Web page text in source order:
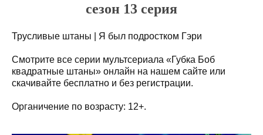
сезон 13 серия
Трусливые штаны | Я был подростком Гэри
Смотрите все серии мультсериала «Губка Боб
квадратные штаны» онлайн на нашем сайте или
скачивайте бесплатно и без регистрации.
Органичение по возрасту: 12+.